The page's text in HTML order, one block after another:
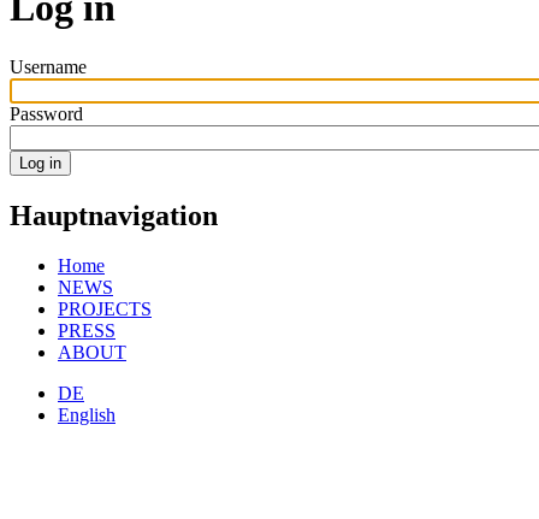
Username
Password
Hauptnavigation
Home
NEWS
PROJECTS
PRESS
ABOUT
DE
English